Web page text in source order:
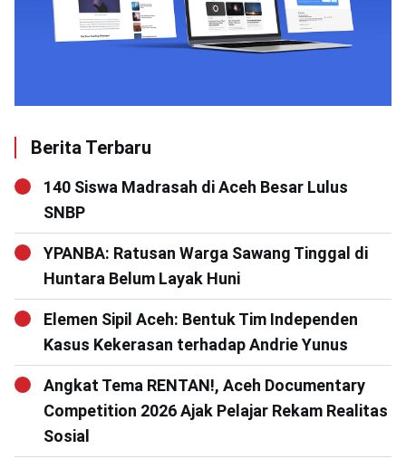
Berita Terbaru
140 Siswa Madrasah di Aceh Besar Lulus
SNBP
YPANBA: Ratusan Warga Sawang Tinggal di
Huntara Belum Layak Huni
Elemen Sipil Aceh: Bentuk Tim Independen
Kasus Kekerasan terhadap Andrie Yunus
Angkat Tema RENTAN!, Aceh Documentary
Competition 2026 Ajak Pelajar Rekam Realitas
Sosial